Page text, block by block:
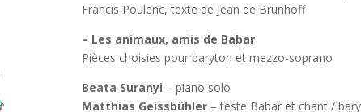
Francis Poulenc, texte de Jean de Brunhoff
– Les animaux, amis de Babar
Pièces choisies pour baryton et mezzo-soprano
Beata Suranyi – piano solo
Matthias Geissbühler – teste Babar et chant /